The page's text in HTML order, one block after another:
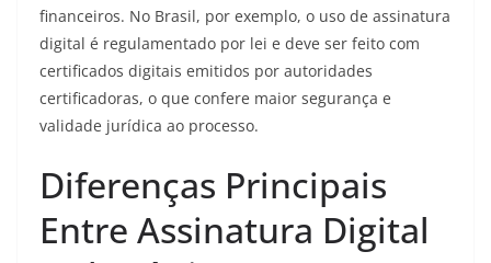
financeiros. No Brasil, por exemplo, o uso de assinatura
digital é regulamentado por lei e deve ser feito com
certificados digitais emitidos por autoridades
certificadoras, o que confere maior segurança e
validade jurídica ao processo.
Diferenças Principais
Entre Assinatura Digital